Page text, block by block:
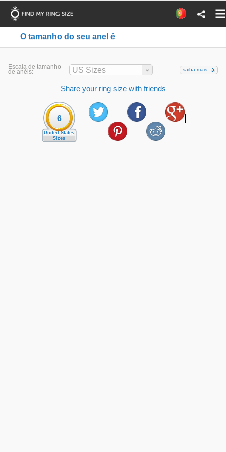
O tamanho do seu anel é
Escala de tamanho
de anéis: US Sizes saiba mais
Share your ring size with friends
6
United States
Sizes